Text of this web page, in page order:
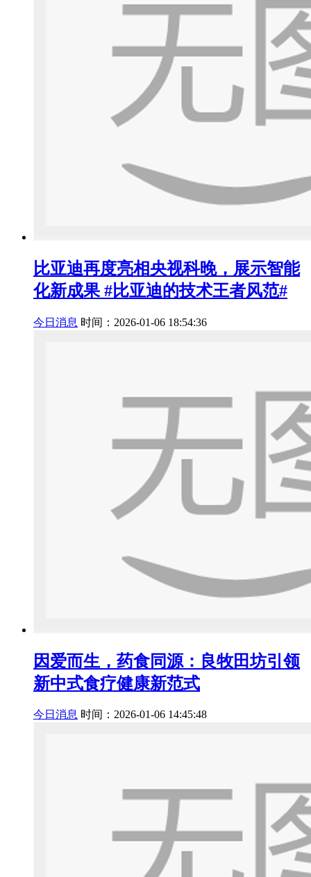
比亚迪再度亮相央视科晚，展示智能
化新成果 #比亚迪的技术王者风范#
今日消息 时间：2026-01-06 18:54:36
因爱而生，药食同源：良牧田坊引领
新中式食疗健康新范式
今日消息 时间：2026-01-06 14:45:48